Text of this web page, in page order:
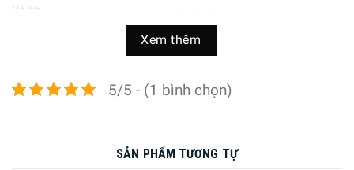
Độ ồn
Hút tuần hoàn:
Mức thường tối đa theo EN 60704-3: 68
(dB(A) re1pW)
Mức thường tối đa theo EN 60704-2-13:
Quạt hút 2 cửa tối ưu lượng khí lưu
Xem thêm
5/5 - (1 bình chọn)
SẢN PHẨM TƯƠNG TỰ